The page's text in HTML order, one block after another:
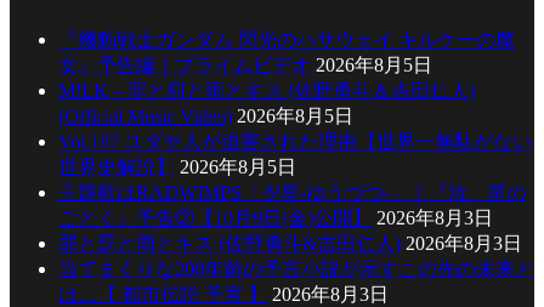
『機動戦士ガンダム 閃光のハサウェイ キルケーの魔
女』予告編｜プライムビデオ 2026年8月5日
M!LK – 罪と罰と雨とキス (佐野勇斗＆吉田仁人)
(Official Music Video) 2026年8月5日
Vol.187 ユダヤ人が迫害された理由【世界一無駄がない
世界史解説】
2026年8月5日
主題歌はRADWIMPS「夕星-ゆうづつ-」｜『汝、星の
ごとく』予告②【10月9日(金)公開】
2026年8月3日
罪と罰と雨とキス (佐野勇斗&吉田仁人) 2026年8月3日
当てまくりな200年前の予言小説が示すこの先の未来と
は…【 都市伝説 予言 】
2026年8月3日